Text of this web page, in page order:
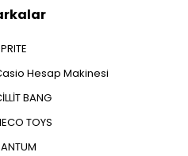
Hesap Makinesi
BANG
TOYS